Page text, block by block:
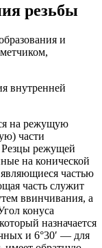
резьбы
и
внутренней
на режущую
части
Резцы режущей
на конической
частью
часть служит
ввинчивания, а
конуса
назначается
и 6°30′ — для